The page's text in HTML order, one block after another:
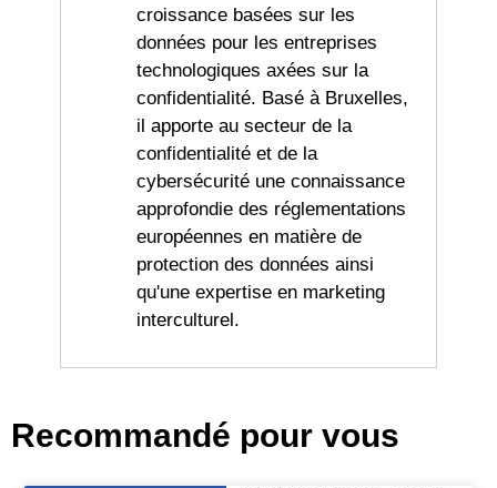
croissance basées sur les
données pour les entreprises
technologiques axées sur la
confidentialité. Basé à Bruxelles,
il apporte au secteur de la
confidentialité et de la
cybersécurité une connaissance
approfondie des réglementations
européennes en matière de
protection des données ainsi
qu'une expertise en marketing
interculturel.
Recommandé pour vous